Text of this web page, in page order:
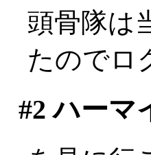
頭骨隊は
たのでロ
#2 ハーマ